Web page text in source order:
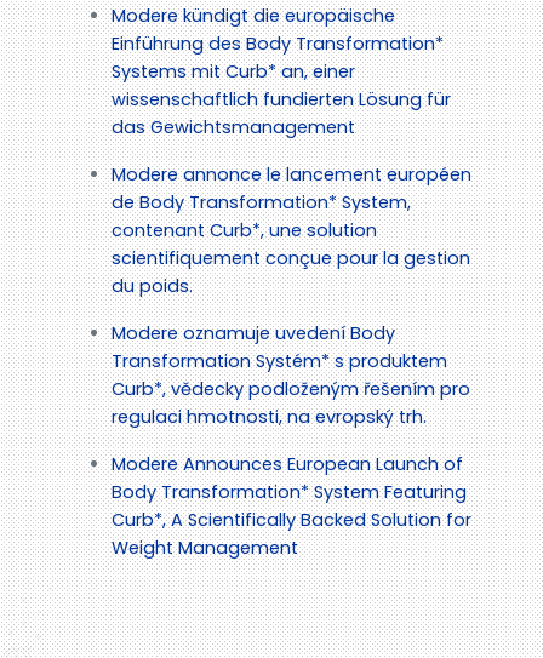
Modere kündigt die europäische
Einführung des Body Transformation*
Systems mit Curb* an, einer
wissenschaftlich fundierten Lösung für
das Gewichtsmanagement
Modere annonce le lancement européen
de Body Transformation* System,
contenant Curb*, une solution
scientifiquement conçue pour la gestion
du poids.
Modere oznamuje uvedení Body
Transformation Systém* s produktem
Curb*, vědecky podloženým řešením pro
regulaci hmotnosti, na evropský trh.
Modere Announces European Launch of
Body Transformation* System Featuring
Curb*, A Scientifically Backed Solution for
Weight Management